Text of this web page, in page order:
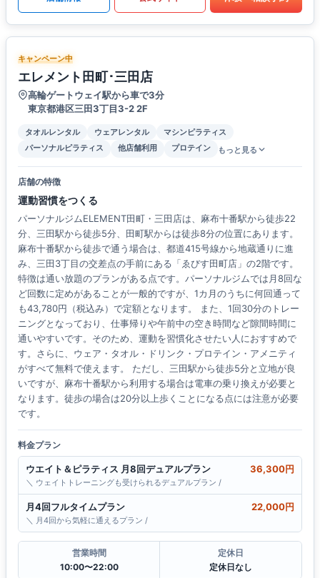
キャンペーン中
エレメント田町･三田店
高輪ゲートウェイ駅から車で3分
東京都港区三田3丁目3-2 2F
タオルレンタル ウェアレンタル
マシンピラティス
パーソナルピラティス
他店舗利用 プロテイン もっと見る
店舗の特徴
運動習慣をつくる
パーソナルジムELEMENT田町・三田店は、麻布十番駅から徒歩22
分、三田駅から徒歩5分、田町駅からは徒歩8分の位置にあります。
麻布十番駅から徒歩で通う場合は、都道415号線から地蔵通りに進
み、三田3丁目の交差点の手前にある「ゑびす田町店」の2階です。
特徴は通い放題のプランがある点です。パーソナルジムでは月8回な
ど回数に定めがあることが一般的ですが、1カ月のうちに何回通って
も43,780円（税込み）で定額となります。 また、1回30分のトレー
ニングとなっており、仕事帰りや午前中の空き時間など隙間時間に
通いやすいです。そのため、運動を習慣化させたい人におすすめで
す。さらに、ウェア・タオル・ドリンク・プロテイン・アメニティ
がすべて無料で使えます。 ただし、三田駅から徒歩5分と立地が良
いですが、麻布十番駅から利用する場合は電車の乗り換えが必要と
なります。徒歩の場合は20分以上歩くことになる点には注意が必要
です。
料金プラン
ウエイト＆ピラティス 月8回デュアルプラン 36,300円
＼ ウェイトトレーニングも受けられるデュアルプラン /
月4回フルタイムプラン 22,000円
＼ 月4回から気軽に通えるプラン /
営業時間
10:00〜22:00
定休日
定休日なし